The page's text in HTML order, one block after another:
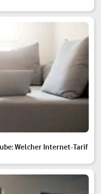
Welcher Internet-Tarif